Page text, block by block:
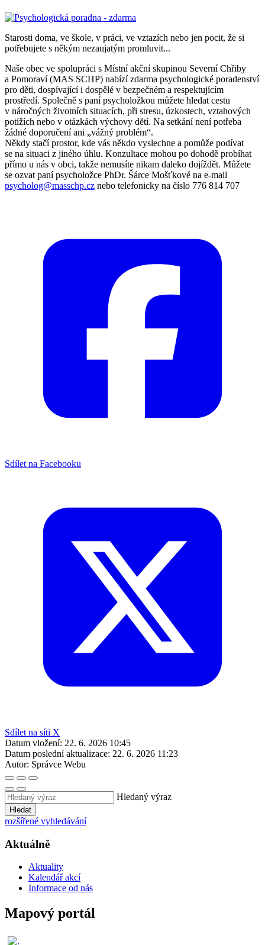
Starosti doma, ve škole, v práci, ve vztazích nebo jen pocit, že si
potřebujete s někým nezaujatým promluvit...
Naše obec ve spolupráci s Místní akční skupinou Severní Chřiby
a Pomoraví (MAS SCHP) nabízí zdarma psychologické poradenství
pro děti, dospívající i dospělé v bezpečném a respektujícím
prostředí. Společně s paní psycholožkou můžete hledat cestu
v náročných životních situacích, při stresu, úzkostech, vztahových
potížích nebo v otázkách výchovy dětí. Na setkání není potřeba
žádné doporučení ani „vážný problém“.
Někdy stačí prostor, kde vás někdo vyslechne a pomůže podívat
se na situaci z jiného úhlu. Konzultace mohou po dohodě probíhat
přímo u nás v obci, takže nemusíte nikam daleko dojíždět. Můžete
se ozvat paní psycholožce PhDr. Šárce Mošťkové na e-mail
psycholog@masschp.cz nebo telefonicky na číslo 776 814 707
Sdílet na Facebooku
Sdílet na síti X
Datum vložení: 22. 6. 2026 10:45
Datum poslední aktualizace: 22. 6. 2026 11:23
Autor: Správce Webu
Hledaný výraz
Hledat
rozšířené vyhledávání
Aktuálně
Aktuality
Kalendář akcí
Informace od nás
Mapový portál